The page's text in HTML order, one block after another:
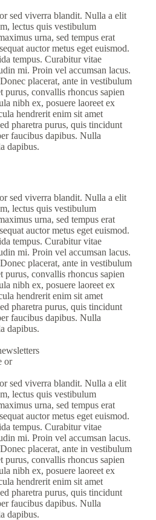
sed viverra blandit. Nulla a elit
lectus quis vestibulum
urna, sed tempus erat
auctor metus eget euismod.
tempus. Curabitur vitae
mi. Proin vel accumsan lacus.
placerat, ante in vestibulum
convallis rhoncus sapien
nibh ex, posuere laoreet ex
hendrerit enim sit amet
pharetra purus, quis tincidunt
faucibus dapibus. Nulla
dapibus.
sed viverra blandit. Nulla a elit
lectus quis vestibulum
urna, sed tempus erat
auctor metus eget euismod.
tempus. Curabitur vitae
mi. Proin vel accumsan lacus.
placerat, ante in vestibulum
convallis rhoncus sapien
nibh ex, posuere laoreet ex
hendrerit enim sit amet
pharetra purus, quis tincidunt
faucibus dapibus. Nulla
dapibus.
or
sed viverra blandit. Nulla a elit
lectus quis vestibulum
urna, sed tempus erat
auctor metus eget euismod.
tempus. Curabitur vitae
mi. Proin vel accumsan lacus.
placerat, ante in vestibulum
convallis rhoncus sapien
nibh ex, posuere laoreet ex
hendrerit enim sit amet
pharetra purus, quis tincidunt
faucibus dapibus. Nulla
dapibus.